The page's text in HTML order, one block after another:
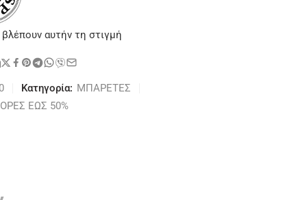
αυτήν τη στιγμή
Κατηγορία: ΜΠΑΡΕΤΕΣ
ΕΩΣ 50%